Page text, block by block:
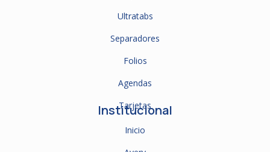
Ultratabs
Separadores
Folios
Agendas
Tarjetas
Institucional
Inicio